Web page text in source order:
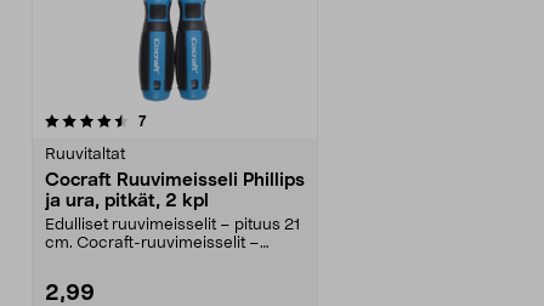
7arvostelut
Ruuvitaltat
Cocraft Ruuvimeisseli Phillips
ja ura, pitkät, 2 kpl
Edulliset ruuvimeisselit – pituus 21
cm. Cocraft-ruuvimeisselit –
2,99